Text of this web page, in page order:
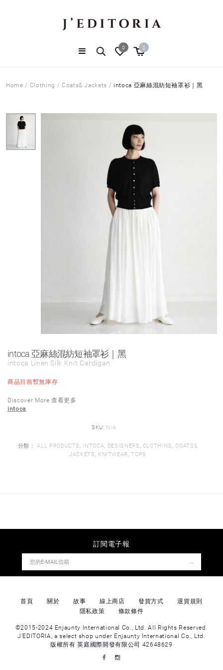
0 0
Home / Clothing / Coats& Jackets / intoca 亞麻絲混紡短袖罩衫｜黑
intoca 亞麻絲混紡短袖罩衫｜黑
intoca Linen Silk Knit Cardigan
商品目前暫無庫存
Discover More 查看更多
intoca
SKU: N/A
分類： ALL PRODUCTS INTOCA DESIGNERS CLOTHING
COATS&
JACKETS
KNITWEAR ,TOPS
訂閱電子報
→
首頁 關於 故事 線上商店 發貨方式
退貨規則
隱私政策
條款條件
©2015-2024 Enjaunty International Co., Ltd. All Rights Reserved.
J’EDITORIA, a select shop under Enjaunty International Co., Ltd.
版權所有 英庭國際開發有限公司 42648629